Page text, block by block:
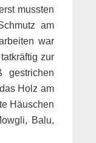
mussten
am
war
zur
gestrichen
Holz am
Häuschen
Balu,